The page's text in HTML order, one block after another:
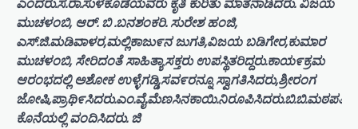
ಮುಚಳಂಬಿ, ಆರ್. ಬಿ .ಬನಶಂಕರಿ. ಸುರೇಶ ಹಂಜಿ,
ಎಸ್.ಜಿ.ಮಡಿವಾಳರ,ಮಲ್ಲಿಕಾಜು೯ನ ಜುಗತಿ,ವಿಜಯ ಬಡಿಗೇರ,ಕುಮಾರ
ಮುಚಳಂಬಿ, ಸೇರಿದಂತೆ ಸಾಹಿತ್ಯಾಸಕ್ತರು ಉಪಸ್ಥಿತರಿದ್ದರು.ಕಾಯ೯ಕ್ರಮ
ಆರಂಭದಲ್ಲಿ ಅಶೋಕ ಉಳ್ಳೆಗಡ್ಡಿ,ಸವ೯ರನ್ನೂ ಸ್ವಾಗತಿಸಿದರು,ಶ್ರೀರಂಗ
ಜೋಷಿ,ಪ್ರಾಥಿ೯ಸಿದರು.ಎಂ.ವೈ.ಮೆಣಸಿನಕಾಯಿ.ನಿರೂಪಿಸಿದರು.ಬಿ.ಬಿ.ಮಠಪತಿ
ಕೊನೆಯಲ್ಲಿ ವಂದಿಸಿದರು. ಜಿ